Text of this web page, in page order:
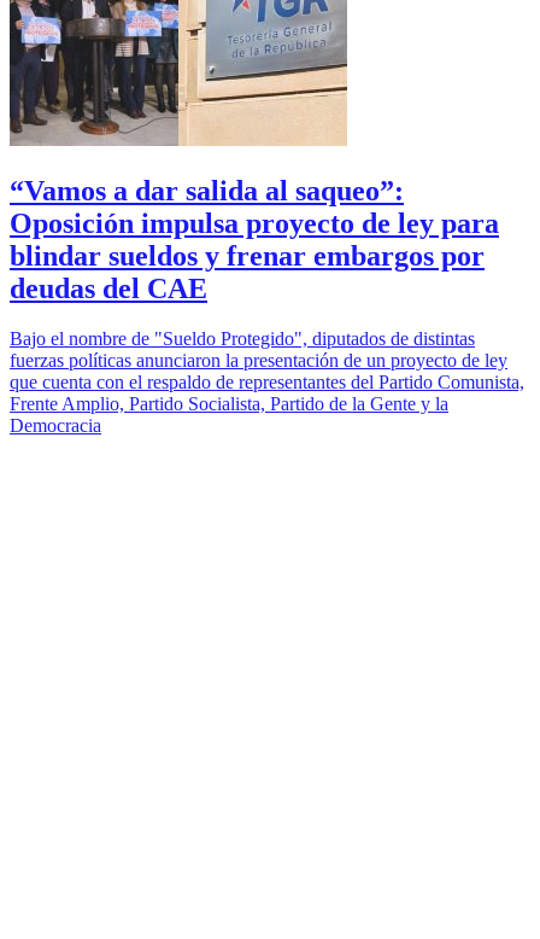
“Vamos a dar salida al saqueo”:
Oposición impulsa proyecto de ley para
blindar sueldos y frenar embargos por
deudas del CAE
Bajo el nombre de "Sueldo Protegido", diputados de distintas
fuerzas políticas anunciaron la presentación de un proyecto de ley
que cuenta con el respaldo de representantes del Partido Comunista,
Frente Amplio, Partido Socialista, Partido de la Gente y la
Democracia